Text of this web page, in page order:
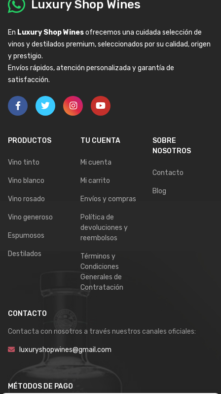
Luxury Shop Wines
En Luxury Shop Winesofrecemos una cuidada selección de
vinos y destilados premium, seleccionados por su calidad, origen
y prestigio.
Envíos rápidos, atención personalizada y garantía de
satisfacción.
PRODUCTOS
Vino tinto
Vino blanco
Vino rosado
Vino generoso
Espumosos
Destilados
TU CUENTA
Mi cuenta
Mi carrito
Envíos y compras
Política de
devoluciones y
reembolsos
Términos y
Condiciones
Generales de
Contratación
SOBRE
NOSOTROS
Contacto
Blog
CONTACTO
Contacta con nosotros a través nuestros canales oficiales:
luxuryshopwines@gmail.com
MÉTODOS DE PAGO